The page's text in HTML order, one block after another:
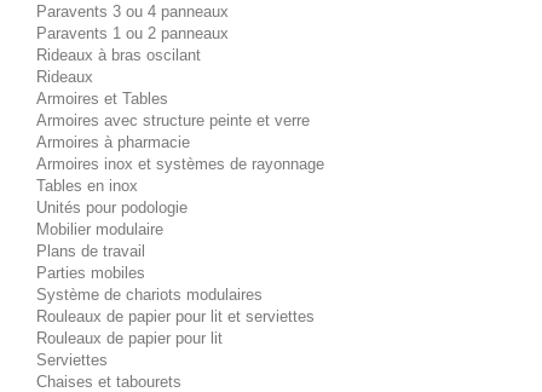
Paravents 3 ou 4 panneaux
Paravents 1 ou 2 panneaux
Rideaux à bras oscilant
Rideaux
Armoires et Tables
Armoires avec structure peinte et verre
Armoires à pharmacie
Armoires inox et systèmes de rayonnage
Tables en inox
Unités pour podologie
Mobilier modulaire
Plans de travail
Parties mobiles
Système de chariots modulaires
Rouleaux de papier pour lit et serviettes
Rouleaux de papier pour lit
Serviettes
Chaises et tabourets